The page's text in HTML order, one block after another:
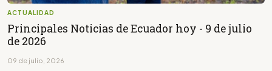
ACTUALIDAD
Principales Noticias de Ecuador hoy - 9 de julio
de 2026
09 de julio, 2026